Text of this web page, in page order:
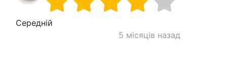
Середній
5 місяців назад